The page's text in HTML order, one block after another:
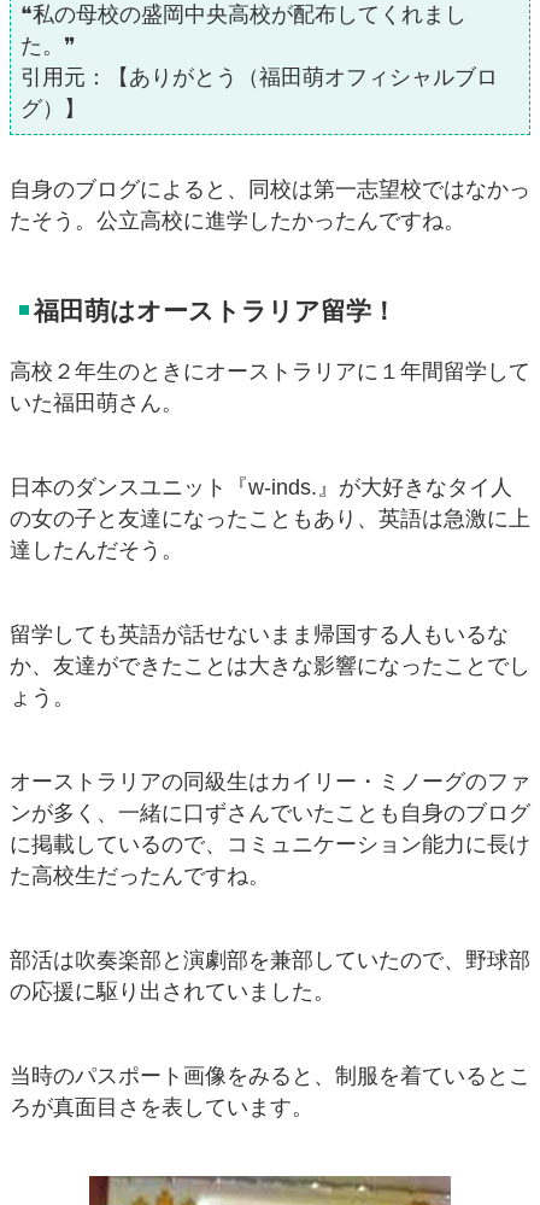
❝私の母校の盛岡中央高校が配布してくれまし
た。❞
引用元：【ありがとう（福田萌オフィシャルブロ
グ）】
自身のブログによると、同校は第一志望校ではなかっ
たそう。公立高校に進学したかったんですね。
福田萌はオーストラリア留学！
高校２年生のときにオーストラリアに１年間留学して
いた福田萌さん。
日本のダンスユニット『w-inds.』が大好きなタイ人
の女の子と友達になったこともあり、英語は急激に上
達したんだそう。
留学しても英語が話せないまま帰国する人もいるな
か、友達ができたことは大きな影響になったことでし
ょう。
オーストラリアの同級生はカイリー・ミノーグのファ
ンが多く、一緒に口ずさんでいたことも自身のブログ
に掲載しているので、コミュニケーション能力に長け
た高校生だったんですね。
部活は吹奏楽部と演劇部を兼部していたので、野球部
の応援に駆り出されていました。
当時のパスポート画像をみると、制服を着ているとこ
ろが真面目さを表しています。